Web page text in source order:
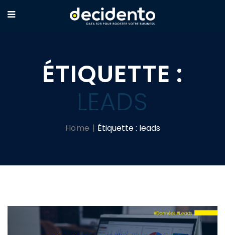
ÉTIQUETTE :
LEADS
Home Étiquette : leads